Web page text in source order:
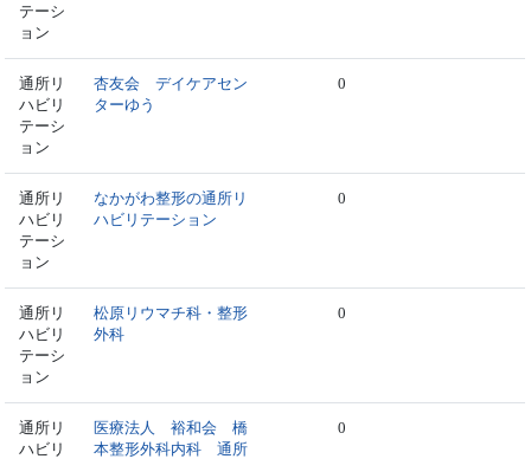
テーシ
ョン
通所リ
ハビリ
テーシ
ョン
杏友会 デイケアセン
ターゆう
0
通所リ
ハビリ
テーシ
ョン
なかがわ整形の通所リ
ハビリテーション
0
通所リ
ハビリ
テーシ
ョン
松原リウマチ科・整形
外科
0
通所リ
ハビリ
医療法人 裕和会 橋
本整形外科内科 通所
0